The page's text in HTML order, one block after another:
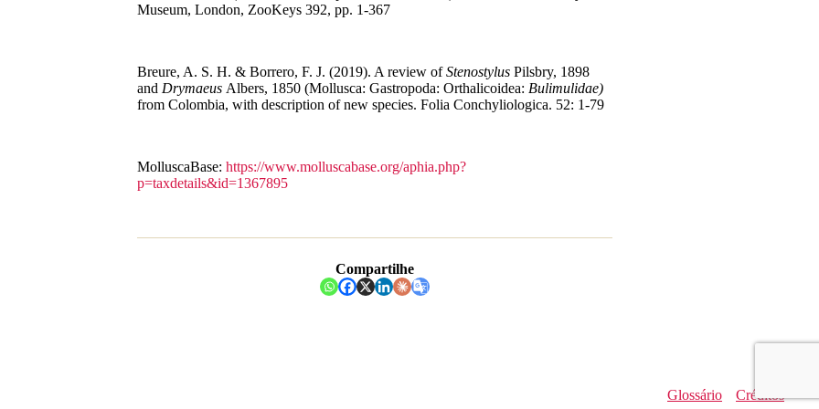
Museum, London, ZooKeys 392, pp. 1-367
Breure, A. S. H. & Borrero, F. J. (2019). A review ofStenostylus Pilsbry, 1898
and Drymaeus Albers, 1850 (Mollusca: Gastropoda: Orthalicoidea: Bulimulidae)
from Colombia, with description of new species. Folia Conchyliologica. 52: 1-79
MolluscaBase: https://www.molluscabase.org/aphia.php?
p=taxdetails&id=1367895
Compartilhe
Glossário
Créditos